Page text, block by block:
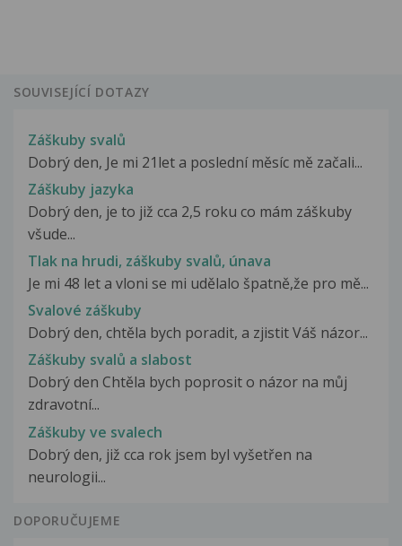
SOUVISEJÍCÍ DOTAZY
Záškuby svalů
Dobrý den, Je mi 21let a poslední měsíc mě začali...
Záškuby jazyka
Dobrý den, je to již cca 2,5 roku co mám záškuby
všude...
Tlak na hrudi, záškuby svalů, únava
Je mi 48 let a vloni se mi udělalo špatně,že pro mě...
Svalové záškuby
Dobrý den, chtěla bych poradit, a zjistit Váš názor...
Záškuby svalů a slabost
Dobrý den Chtěla bych poprosit o názor na můj
zdravotní...
Záškuby ve svalech
Dobrý den, již cca rok jsem byl vyšetřen na
neurologii...
DOPORUČUJEME